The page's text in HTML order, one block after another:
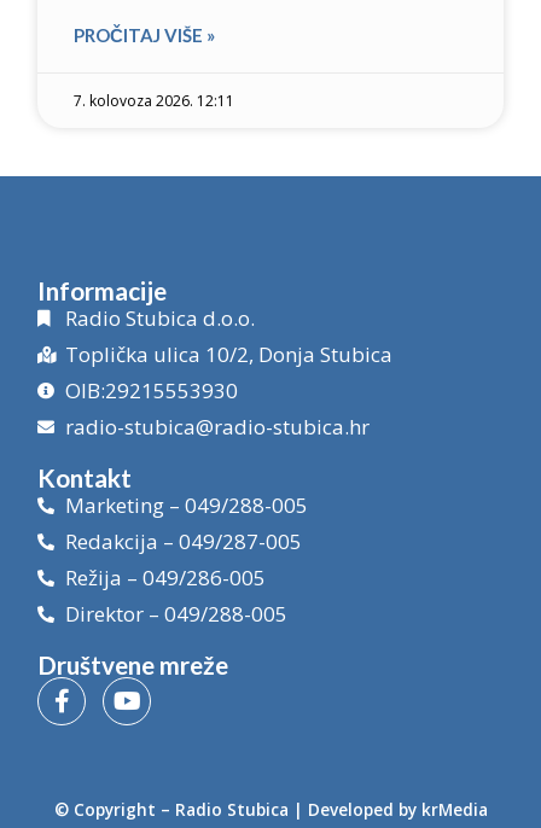
PROČITAJ VIŠE »
7. kolovoza 2026. 12:11
Informacije
Radio Stubica d.o.o.
Toplička ulica 10/2, Donja Stubica
OIB:29215553930
radio-stubica@radio-stubica.hr
Kontakt
Marketing – 049/288-005
Redakcija – 049/287-005
Režija – 049/286-005
Direktor – 049/288-005
Društvene mreže
© Copyright – Radio Stubica | Developed by krMedia